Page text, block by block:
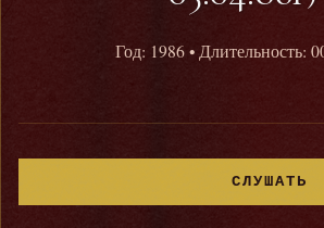
Год: 1986• Длительность:
СЛУШАТЬ